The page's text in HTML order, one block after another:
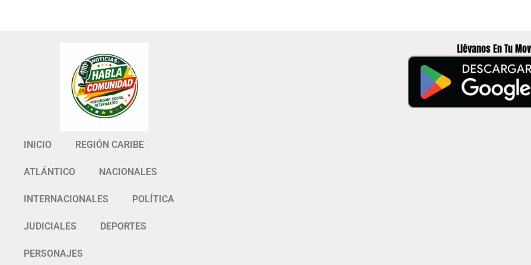
INICIO REGIÓN CARIBE
ATLÁNTICO NACIONALES
INTERNACIONALES POLÍTICA
JUDICIALES DEPORTES
PERSONAJES
Llévanos En Tu